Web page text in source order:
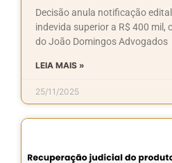
Decisão anula notificação
indevida superior a R$ 400
do João Domingos Advogados
LEIA MAIS »
25/11/2025